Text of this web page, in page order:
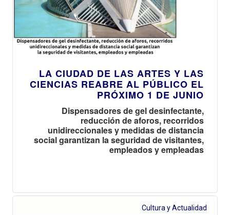
LA CIUDAD DE LAS ARTES Y LAS
CIENCIAS REABRE AL PÚBLICO EL
PRÓXIMO 1 DE JUNIO
Dispensadores de gel desinfectante,
reducción de aforos, recorridos
unidireccionales y medidas de distancia
social garantizan la seguridad de visitantes,
empleados y empleadas
Cultura y Actualidad